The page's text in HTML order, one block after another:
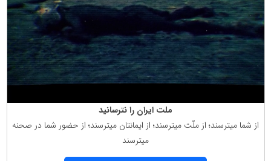
ملت ایران را نترسانید
از شما میترسند؛ از ملّت میترسند؛ از ایمانتان میترسند؛ از حضور شما در صحنه
میترسند